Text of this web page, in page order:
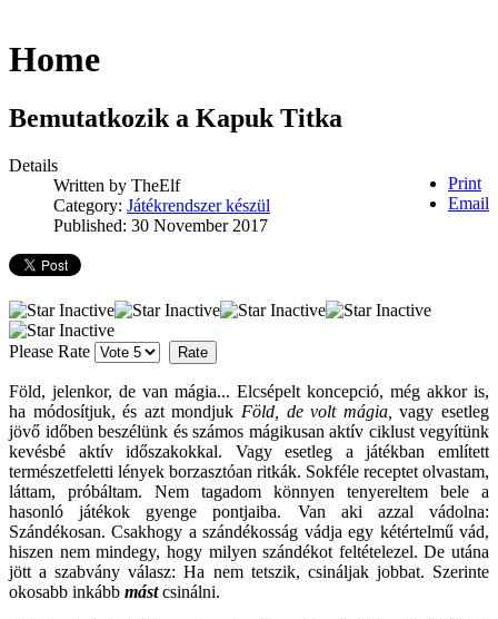
Home
Bemutatkozik a Kapuk Titka
Print
Email
Details
Written by TheElf
Category: Játékrendszer készül
Published: 30 November 2017
Please Rate
Föld, jelenkor, de van mágia... Elcsépelt koncepció, még akkor is,
ha módosítjuk, és azt mondjuk Föld, de volt mágia,vagy esetleg
jövő időben beszélünk és számos mágikusan aktív ciklust vegyítünk
kevésbé aktív időszakokkal. Vagy esetleg a játékban említett
természetfeletti lények borzasztóan ritkák. Sokféle receptet olvastam,
láttam, próbáltam. Nem tagadom könnyen tenyereltem bele a
hasonló játékok gyenge pontjaiba. Van aki azzal vádolna:
Szándékosan. Csakhogy a szándékosság vádja egy kétértelmű vád,
hiszen nem mindegy, hogy milyen szándékot feltételezel. De utána
jött a szabvány válasz: Ha nem tetszik, csináljak jobbat. Szerinte
okosabb inkább mástcsinálni.